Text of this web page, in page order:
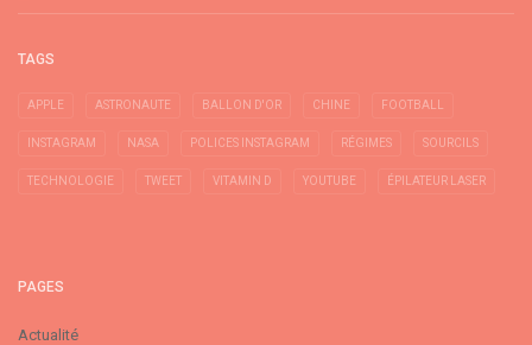
TAGS
APPLE ASTRONAUTE BALLON D'OR CHINE FOOTBALL
INSTAGRAM NASA POLICES INSTAGRAM RÉGIMES SOURCILS
TECHNOLOGIE TWEET VITAMIN D YOUTUBE ÉPILATEUR LASER
PAGES
Actualité